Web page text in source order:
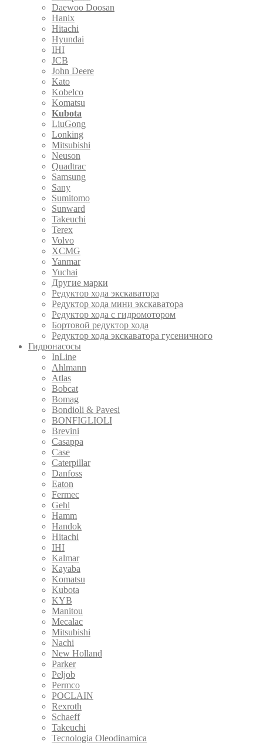
Daewoo Doosan
Hanix
Hitachi
Hyundai
IHI
JCB
John Deere
Kato
Kobelco
Komatsu
Kubota
LiuGong
Lonking
Mitsubishi
Neuson
Quadtrac
Samsung
Sany
Sumitomo
Sunward
Takeuchi
Terex
Volvo
XCMG
Yanmar
Yuchai
Другие марки
Редуктор хода экскаватора
Редуктор хода мини экскаватора
Редуктор хода с гидромотором
Бортовой редуктор хода
Редуктор хода экскаватора гусеничного
Гидронасосы
InLine
Ahlmann
Atlas
Bobcat
Bomag
Bondioli & Pavesi
BONFIGLIOLI
Brevini
Casappa
Case
Caterpillar
Danfoss
Eaton
Fermec
Gehl
Hamm
Handok
Hitachi
IHI
Kalmar
Kayaba
Komatsu
Kubota
KYB
Manitou
Mecalac
Mitsubishi
Nachi
New Holland
Parker
Peljob
Permco
POCLAIN
Rexroth
Schaeff
Takeuchi
Tecnologia Oleodinamica